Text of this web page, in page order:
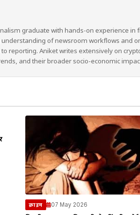
graduate with hands-on experience
of newsroom workflows and
reporting. Aniket writes extensively on
and their broader socio-economic
क्राइम 07 May 2026